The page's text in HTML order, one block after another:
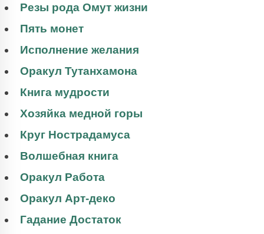
Резы рода Омут жизни
Пять монет
Исполнение желания
Оракул Тутанхамона
Книга мудрости
Хозяйка медной горы
Круг Нострадамуса
Волшебная книга
Оракул Работа
Оракул Арт-деко
Гадание Достаток